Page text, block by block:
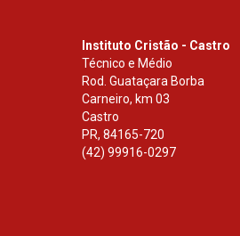
Instituto Cristão - Castro
Técnico e Médio
Rod. Guataçara Borba
Carneiro, km 03
Castro
PR, 84165-720
(42) 99916-0297